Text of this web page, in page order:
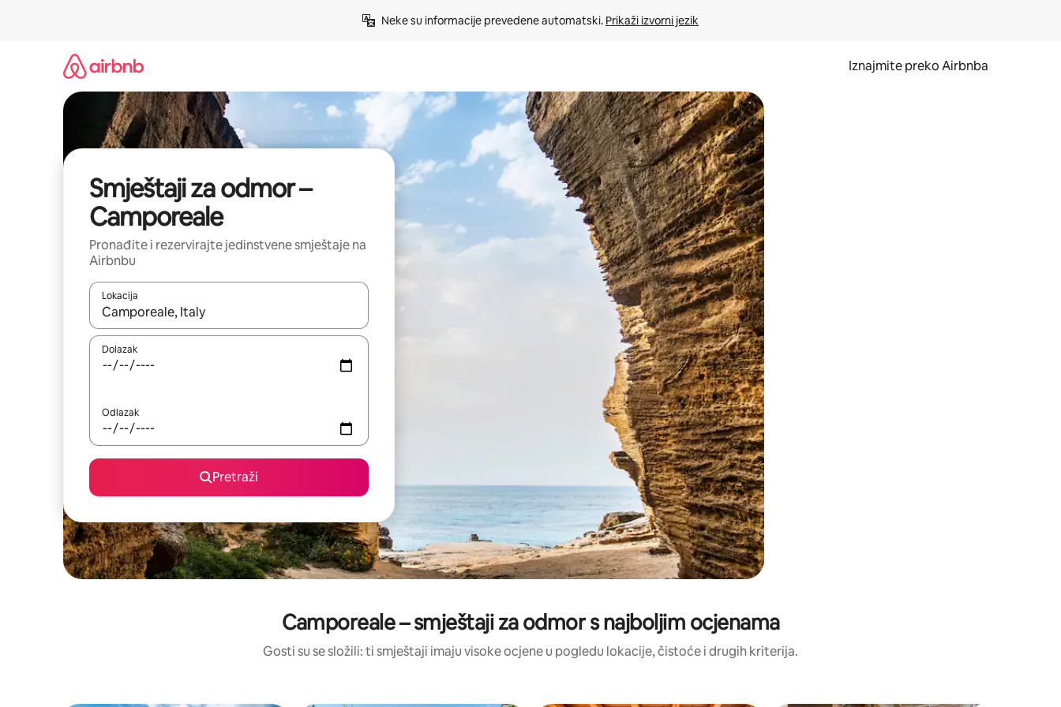
Neke su informacije prevedene automatski. Prikaži izvorni jezik
Iznajmite preko Airbnba
Smještaji za odmor –
Camporeale
Pronađite i rezervirajte jedinstvene smještaje na
Airbnbu
Lokacija
Kada budu dostupni rezultati, moći ćete ih pregledati koristeći se strelicama prema gore i prema dolje, kao i dodirom ili prelaskom prstom po zaslonu.
Dolazak
Odlazak
Pretraži
Camporeale – smještaji za odmor s najboljim ocjenama
Gosti su se složili: ti smještaji imaju visoke ocjene u pogledu lokacije, čistoće i drugih kriterija.